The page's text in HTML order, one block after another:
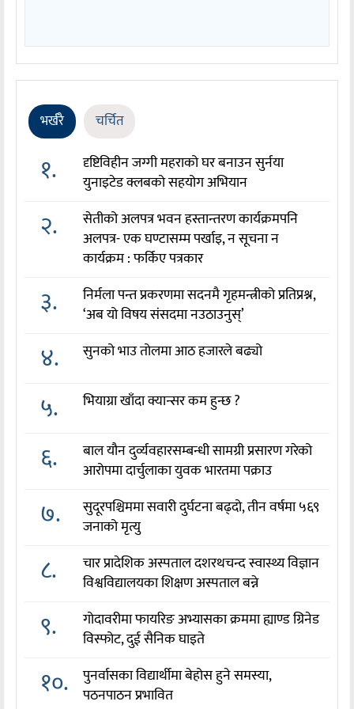
भर्खरै चर्चित
१.
दृष्टिविहीन जग्गी महराको घर बनाउन सुर्नया
युनाइटेड क्लबको सहयोग अभियान
२.
सेतीको अलपत्र भवन हस्तान्तरण कार्यक्रमपनि
अलपत्र- एक घण्टासम्म पर्खाइ, न सूचना न
कार्यक्रम : फर्किए पत्रकार
३.
निर्मला पन्त प्रकरणमा सदनमै गृहमन्त्रीको प्रतिप्रश्न,
‘अब यो विषय संसदमा नउठाउनुस्’
४. सुनको भाउ तोलमा आठ हजारले बढ्यो
५. भियाग्रा खाँदा क्यान्सर कम हुन्छ ?
६.
बाल यौन दुर्व्यवहारसम्बन्धी सामग्री प्रसारण गरेको
आरोपमा दार्चुलाका युवक भारतमा पक्राउ
७.
सुदूरपश्चिममा सवारी दुर्घटना बढ्दो, तीन वर्षमा ५६९
जनाको मृत्यु
८.
चार प्रादेशिक अस्पताल दशरथचन्द स्वास्थ्य विज्ञान
विश्वविद्यालयका शिक्षण अस्पताल बन्ने
९.
गोदावरीमा फायरिङ अभ्यासका क्रममा ह्याण्ड ग्रिनेड
विस्फोट, दुई सैनिक घाइते
१०.
पुनर्वासका विद्यार्थीमा बेहोस हुने समस्या,
पठनपाठन प्रभावित